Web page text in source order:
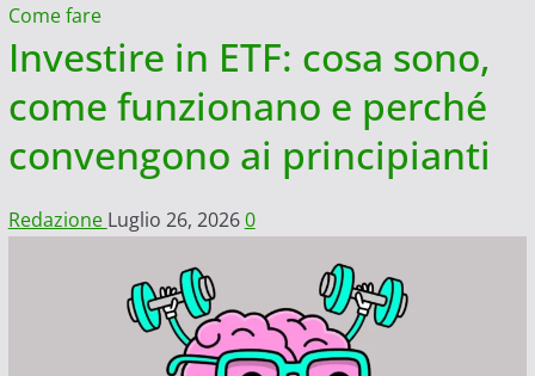
Come fare
Investire in ETF: cosa sono,
come funzionano e perché
convengono ai principianti
Redazione Luglio 26, 20260